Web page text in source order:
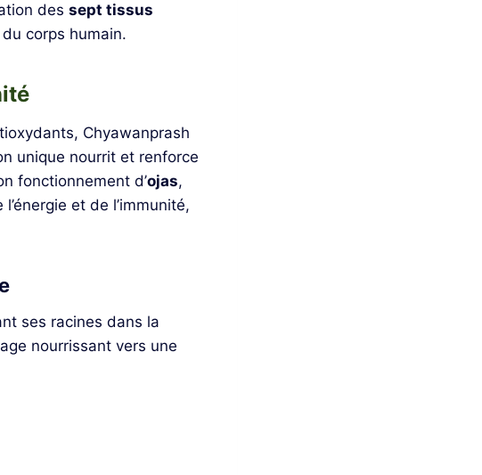
des sept tissus
corps humain.
Chyawanprash
unique nourrit et renforce
fonctionnement d’ojas,
et de l’immunité,
ses racines dans la
nourrissant vers une